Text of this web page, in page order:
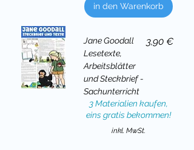
in den Warenkorb
Jane Goodall
Lesetexte,
Arbeitsblätter
und Steckbrief -
Sachunterricht
Preis
3,90 €
3 Materialien kaufen,
eins gratis bekommen!
inkl. MwSt.